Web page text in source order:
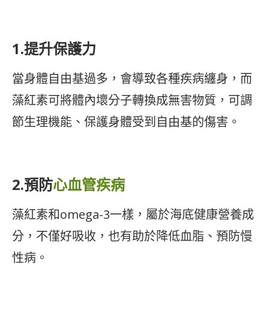
1.提升保護力
當身體自由基過多，會導致各種疾病纏身，而
藻紅素可將體內壞分子轉換成無害物質，可調
節生理機能、保護身體受到自由基的傷害。
2.預防心血管疾病
藻紅素和omega-3一樣，屬於海底健康營養成
分，不僅好吸收，也有助於降低血脂、預防慢
性病。